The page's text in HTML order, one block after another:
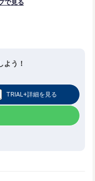
よう！
TRIAL+詳細を見る